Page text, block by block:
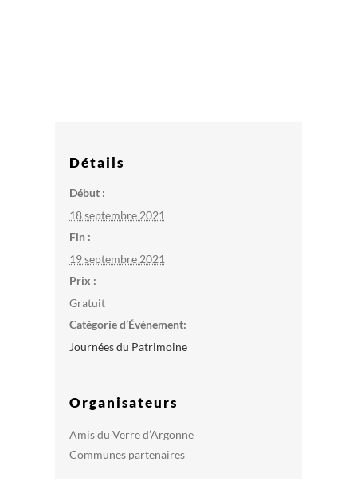
Détails
Début :
18 septembre 2021
Fin :
19 septembre 2021
Prix :
Gratuit
Catégorie d’Évènement:
Journées du Patrimoine
Organisateurs
Amis du Verre d’Argonne
Communes partenaires